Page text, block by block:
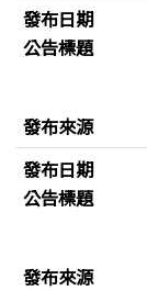
發布日期
公告標題
發布來源
發布日期
公告標題
發布來源